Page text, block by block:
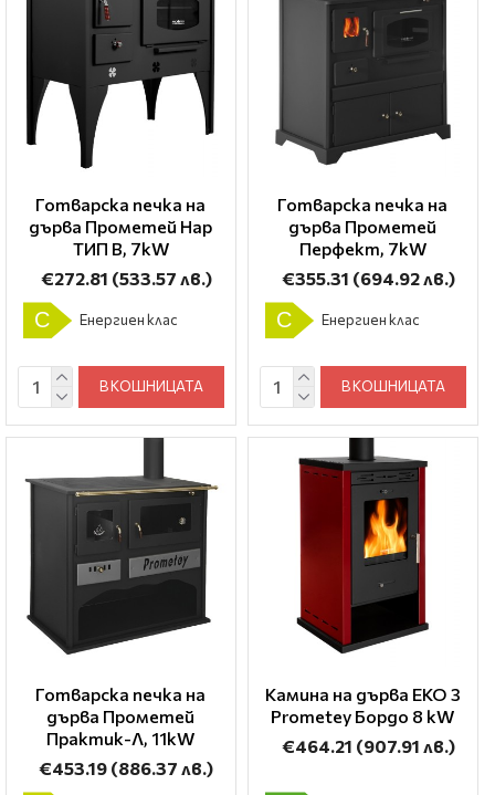
Готварска печка на
дърва Прометей Нар
ТИП B, 7kW
€272.81 (533.57 лв.)
C Енергиен клас
В КОШНИЦАТА
Готварска печка на
дърва Прометей
Перфект, 7kW
€355.31 (694.92 лв.)
C Енергиен клас
В КОШНИЦАТА
Готварска печка на
дърва Прометей
Практик-Л, 11kW
€453.19 (886.37 лв.)
Камина на дърва EKO 3
Prometey Бордо 8 kW
€464.21 (907.91 лв.)